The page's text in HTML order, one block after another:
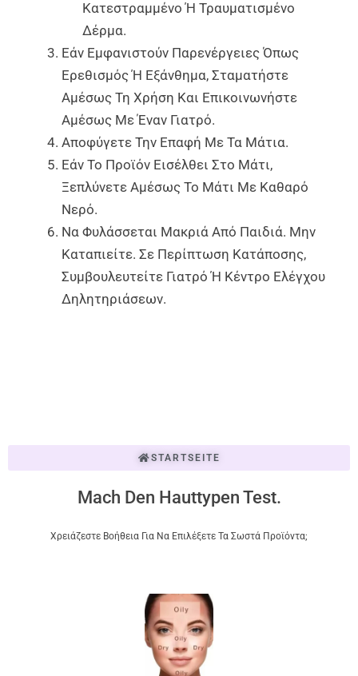
Κατεστραμμένο Ή Τραυματισμένο
Δέρμα.
Εάν Εμφανιστούν Παρενέργειες Όπως
Ερεθισμός Ή Εξάνθημα, Σταματήστε
Αμέσως Τη Χρήση Και Επικοινωνήστε
Αμέσως Με Έναν Γιατρό.
Αποφύγετε Την Επαφή Με Τα Μάτια.
Εάν Το Προϊόν Εισέλθει Στο Μάτι,
Ξεπλύνετε Αμέσως Το Μάτι Με Καθαρό
Νερό.
Να Φυλάσσεται Μακριά Από Παιδιά. Μην
Καταπιείτε. Σε Περίπτωση Κατάποσης,
Συμβουλευτείτε Γιατρό Ή Κέντρο Ελέγχου
Δηλητηριάσεων.
STARTSEITE
Mach Den Hauttypen Test.
Χρειάζεστε Βοήθεια Για Να Επιλέξετε Τα Σωστά Προϊόντα;